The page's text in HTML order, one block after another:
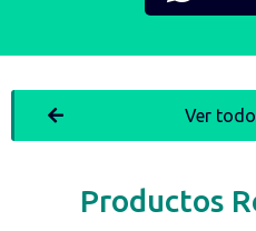
Productos
Ver